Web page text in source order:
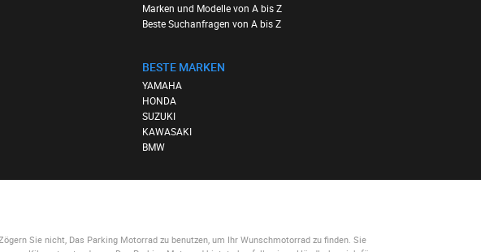
Marken und Modelle von A bis Z
Beste Suchanfragen von A bis Z
BESTE MARKEN
YAMAHA
HONDA
SUZUKI
KAWASAKI
BMW
Sie nicht, Das Parking Motorrad zu benutzen, um Ihr Wunschmotorrad zu finden. Sie